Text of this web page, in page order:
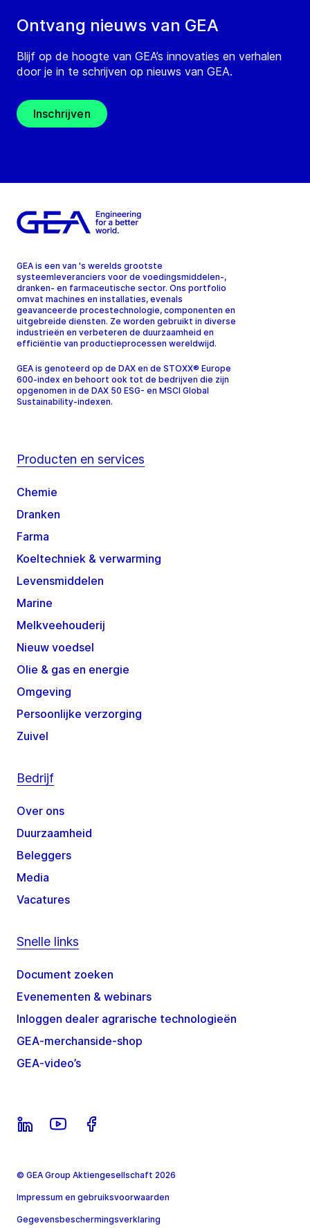
Ontvang nieuws van GEA
Blijf op de hoogte van GEA’s innovaties en verhalen
door je in te schrijven op nieuws van GEA.
Inschrijven
GEA is een van 's werelds grootste
systeemleveranciers voor de voedingsmiddelen-,
dranken- en farmaceutische sector. Ons portfolio
omvat machines en installaties, evenals
geavanceerde procestechnologie, componenten en
uitgebreide diensten. Ze worden gebruikt in diverse
industrieën en verbeteren de duurzaamheid en
efficiëntie van productieprocessen wereldwijd.
GEA is genoteerd op de DAX en de STOXX® Europe
600-index en behoort ook tot de bedrijven die zijn
opgenomen in de DAX 50 ESG- en MSCI Global
Sustainability-indexen.
Producten en services
Chemie
Dranken
Farma
Koeltechniek & verwarming
Levensmiddelen
Marine
Melkveehouderij
Nieuw voedsel
Olie & gas en energie
Omgeving
Persoonlijke verzorging
Zuivel
Bedrijf
Over ons
Duurzaamheid
Beleggers
Media
Vacatures
Snelle links
Document zoeken
Evenementen & webinars
Inloggen dealer agrarische technologieën
GEA-merchanside-shop
GEA-video’s
© GEA Group Aktiengesellschaft 2026
Impressum en gebruiksvoorwaarden
Gegevensbeschermingsverklaring